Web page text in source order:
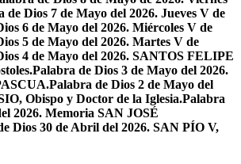
de Dios 7 de Mayo del 2026. Jueves V de
6 de Mayo del 2026. Miércoles V de
5 de Mayo del 2026. Martes V de
4 de Mayo del 2026. SANTOS FELIPE
Palabra de Dios 3 de Mayo del 2026.
Palabra de Dios 2 de Mayo del
Obispo y Doctor de la Iglesia.Palabra
2026. Memoria SAN JOSÉ
Dios 30 de Abril del 2026. SAN PÍO V,